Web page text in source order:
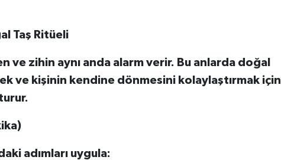
Taş Ritüeli
ve zihin aynı anda alarm verir. Bu anlarda doğal
ve kişinin kendine dönmesini kolaylaştırmak için
adımları uygula: